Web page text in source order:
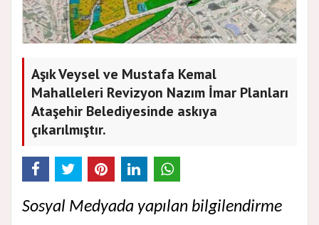
Aşık Veysel ve Mustafa Kemal
Mahalleleri Revizyon Nazım İmar Planları
Ataşehir Belediyesinde askıya
çıkarılmıştır.
Sosyal Medyada yapılan bilgilendirme